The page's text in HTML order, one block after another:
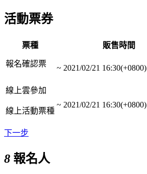
活動票券
票種 販售時間
報名確認票 ~ 2021/02/21 16:30(+0800)
線上雲參加
線上活動票種
~ 2021/02/21 16:30(+0800)
下一步
8 報名人